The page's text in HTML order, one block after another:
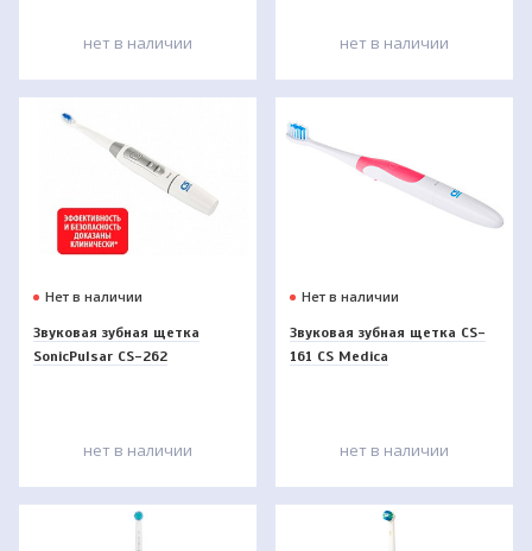
нет в наличии нет в наличии
Нет в наличии
Звуковая зубная щетка
SonicPulsar CS-262
нет в наличии
Нет в наличии
Звуковая зубная щетка CS-
161 CS Medica
нет в наличии